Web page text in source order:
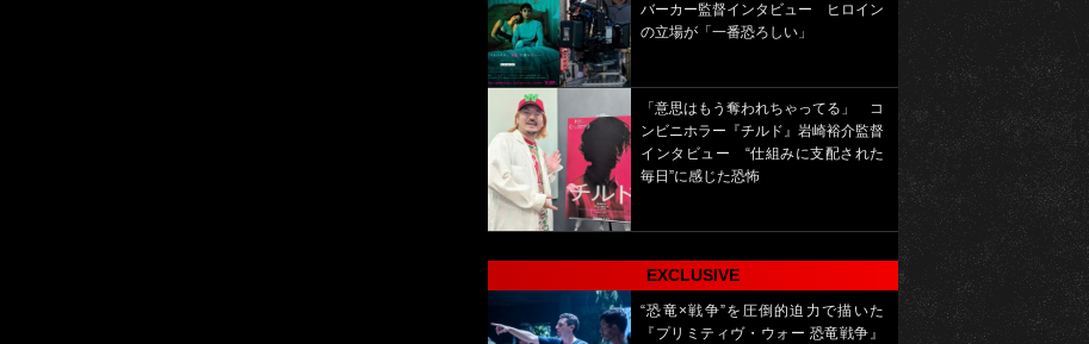
バーカー監督インタビュー ヒロイン
の立場が「一番恐ろしい」
「意思はもう奪われちゃってる」 コ
ンビニホラー『チルド』岩崎裕介監督
インタビュー “仕組みに支配された
毎日”に感じた恐怖
EXCLUSIVE
“恐竜×戦争”を圧倒的迫力で描いた
『プリミティヴ・ウォー 恐竜戦争』